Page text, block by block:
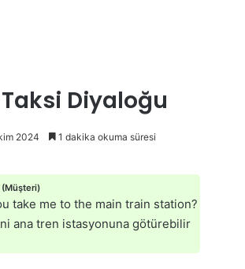
Diyaloğu
2024 1 dakika okuma süresi
(Müşteri)
take me to the main train station?
ana tren istasyonuna götürebilir